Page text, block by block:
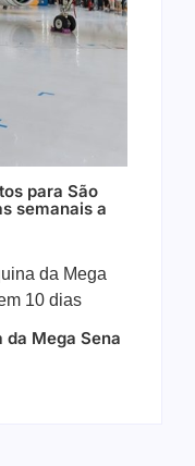
para São
semanais a
Mega Sena